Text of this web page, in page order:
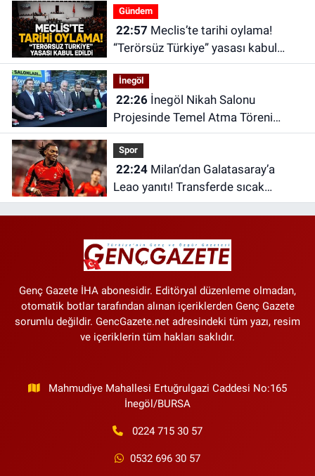
Gündem
22:57
“Terörsüz Türkiye” yasası kabul
edildi
İnegöl
22:26İnegöl Nikah Salonu
Projesinde Temel Atma Töreni
Gerçekleştirildi
Spor
22:24Milan’dan Galatasaray’a
Leao yanıtı! Transferde sıcak
saatler
Genç Gazete İHA abonesidir. Editöryal düzenleme olmadan,
otomatik botlar tarafından alınan içeriklerden Genç Gazete
sorumlu değildir. GencGazete.net adresindeki tüm yazı, resim
ve içeriklerin tüm hakları saklıdır.
Mahmudiye Mahallesi Ertuğrulgazi Caddesi No:165
İnegöl/BURSA
0224 715 30 57
0532 696 30 57